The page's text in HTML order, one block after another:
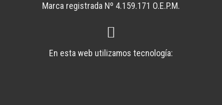
Marca registrada Nº 4.159.171 O.E.P.M.
En esta web utilizamos tecnología: